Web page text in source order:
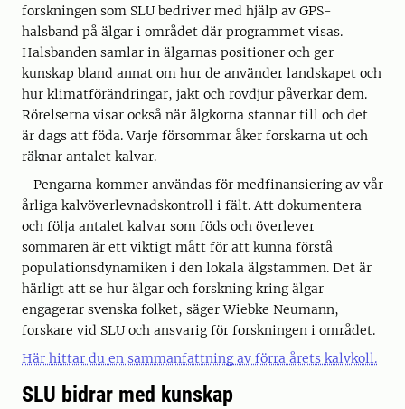
forskningen som SLU bedriver med hjälp av GPS-
halsband på älgar i området där programmet visas.
Halsbanden samlar in älgarnas positioner och ger
kunskap bland annat om hur de använder landskapet och
hur klimatförändringar, jakt och rovdjur påverkar dem.
Rörelserna visar också när älgkorna stannar till och det
är dags att föda. Varje försommar åker forskarna ut och
räknar antalet kalvar.
- Pengarna kommer användas för medfinansiering av vår
årliga kalvöverlevnadskontroll i fält. Att dokumentera
och följa antalet kalvar som föds och överlever
sommaren är ett viktigt mått för att kunna förstå
populationsdynamiken i den lokala älgstammen. Det är
härligt att se hur älgar och forskning kring älgar
engagerar svenska folket, säger Wiebke Neumann,
forskare vid SLU och ansvarig för forskningen i området.
Här hittar du en sammanfattning av förra årets kalvkoll.
SLU bidrar med kunskap